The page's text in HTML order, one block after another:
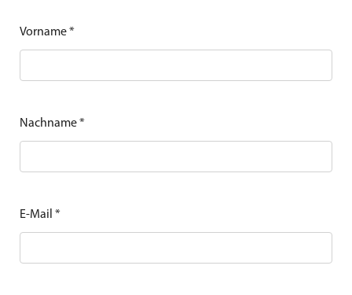
Vorname*
Nachname*
E-Mail *